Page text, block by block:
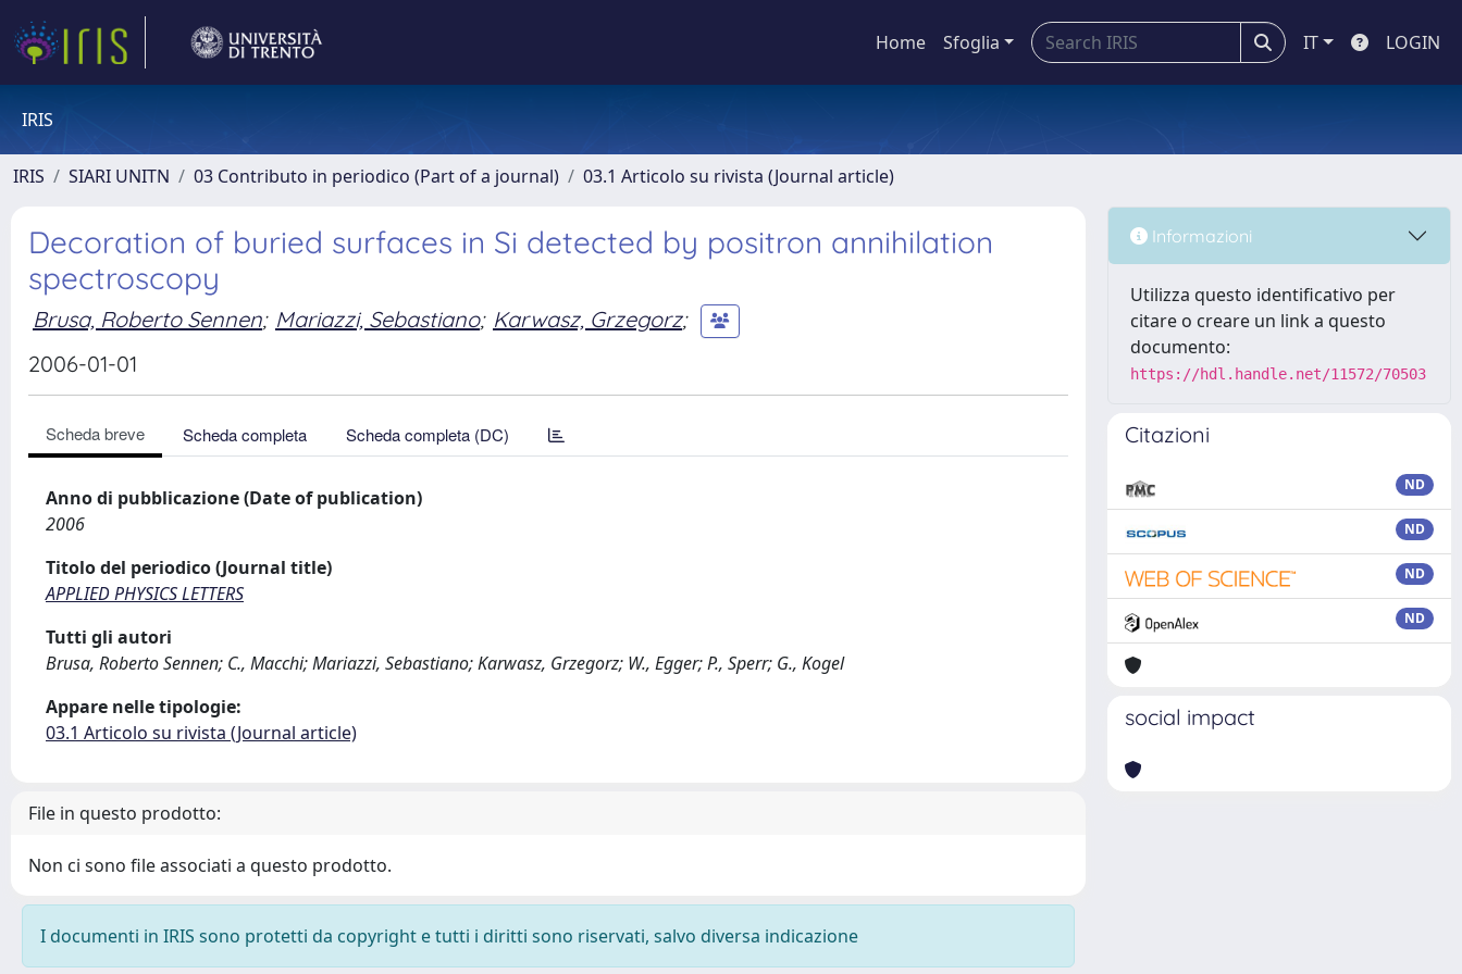
Home Sfoglia IT LOGIN
IRIS
IRIS SIARI UNITN 03 Contributo in periodico (Part of a journal) 03.1 Articolo su rivista (Journal article)
Decoration of buried surfaces in Si detected by positron annihilation
spectroscopy
Brusa, Roberto Sennen; Mariazzi, Sebastiano; Karwasz, Grzegorz;
2006-01-01
Scheda breve Scheda completa Scheda completa (DC)
Anno di pubblicazione (Date of publication)
2006
Titolo del periodico (Journal title)
APPLIED PHYSICS LETTERS
Tutti gli autori
Brusa, Roberto Sennen; C., Macchi; Mariazzi, Sebastiano; Karwasz, Grzegorz; W., Egger; P., Sperr; G., Kogel
Appare nelle tipologie:
03.1 Articolo su rivista (Journal article)
File in questo prodotto:
Non ci sono file associati a questo prodotto.
I documenti in IRIS sono protetti da copyright e tutti i diritti sono riservati, salvo diversa indicazione
Informazioni
Utilizza questo identificativo per
citare o creare un link a questo
documento:
https://hdl.handle.net/11572/70503
Citazioni
ND
ND
ND
ND
social impact